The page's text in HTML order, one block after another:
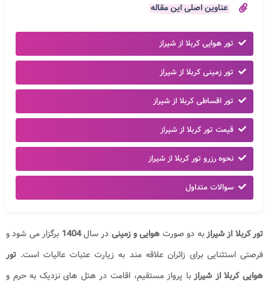
عناوین اصلی این مقاله
تور هوایی کربلا از شیراز
تور زمینی کربلا از شیراز
تور اقساطی کربلا از شیراز
قیمت تور کربلا از شیراز
نحوه رزرو تور کربلا از شیراز
سوالات متداول
تور کربلا از شیرازبه دو صورت هوایی و زمینی در سال1404 برگزار می شود و
فرصتی استثنایی برای زائران علاقه مند به زیارت عتبات عالیات است. تور
هوایی کربلا از شیرازبا پرواز مستقیم، اقامت در هتل های نزدیک به حرم و